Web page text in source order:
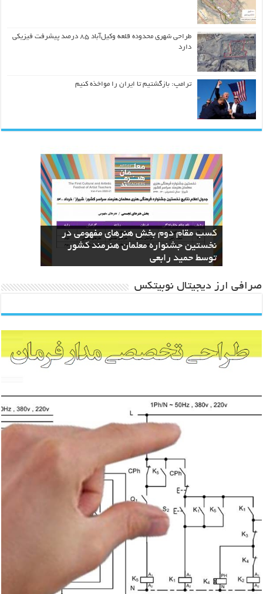
طراحی شهری محدوده قلعه وکیل‌آباد ۸۵ درصد پیشرفت فیزیکی
دارد
ترامپ: بازگشتیم تا ایران را مواخذه کنیم
The Geometric Reinterpretation of the
Divine Name “Allah”: From Calligraphy
to Architecture
نسخه های بازآفرینی قرآن منسوب به ائمه
اطهار در کتابخانه دیجیتال آستان قدس
رضوی بارگزاری شد
کسب عنوان دوم جشنواره معلمان هنرمند
ایران توسط حمید رابعی
دعای عرفه با دست‌خط منسوب به امام
حسین(ع) منتشر شد
کسب مقام دوم بخش هنرهای مفهومی در
نخستین جشنواره معلمان هنرمند کشور
توسط حمید رابعی
صرافی ارز دیجیتال نوبیتکس